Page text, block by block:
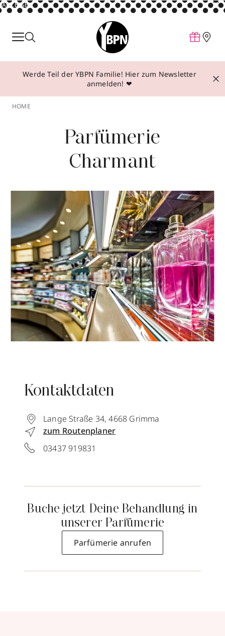
ANZEIGE
Parfum
Make-up
Behandlungen
Über YBPN
Aktionen
Werde Teil der YBPN Familie! Hier zum Newsletter
anmelden! ❤
HOME
Parfümerie
Charmant
Kontaktdaten
Lange Straße 34,4668 Grimma
zum Routenplaner
03437 919831
Buche jetzt Deine Behandlung in
unserer Parfümerie
Parfümerie anrufen